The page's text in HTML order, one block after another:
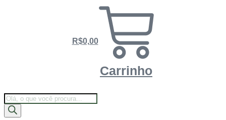
R$0,00
Carrinho
Assinar o Clube
Pesquisar
produtos